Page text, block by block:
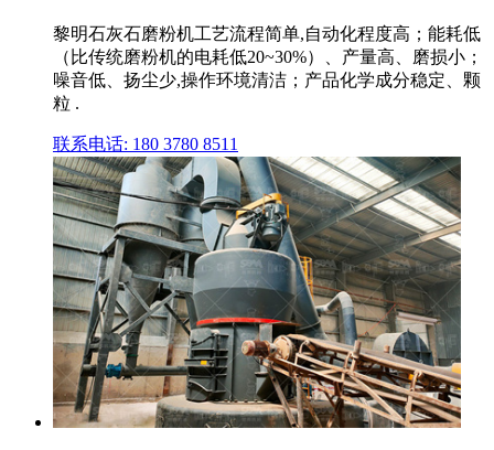
黎明石灰石磨粉机工艺流程简单,自动化程度高；能耗低
（比传统磨粉机的电耗低20~30%）、产量高、磨损小；
噪音低、扬尘少,操作环境清洁；产品化学成分稳定、颗
粒 .
联系电话: 180 3780 8511